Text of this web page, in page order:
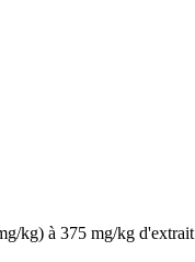
kg) à 375 mg/kg d'extrait